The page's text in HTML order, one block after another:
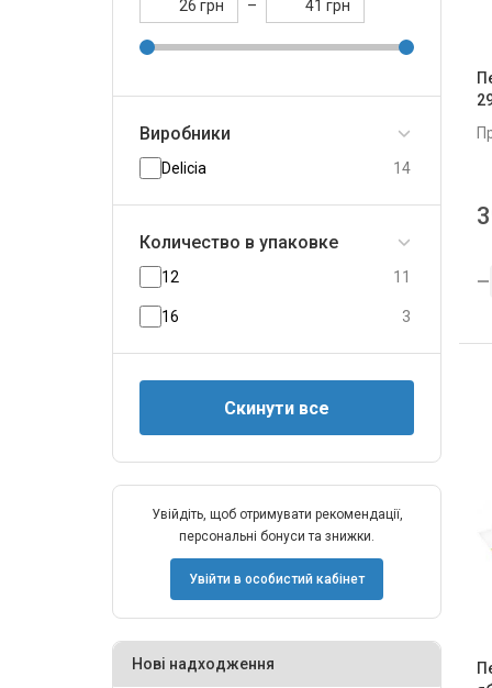
грн – грн
Виробники
Delicia 14
Количество в упаковке
12 11
16 3
Увійдіть, щоб отримувати рекомендації,
персональні бонуси та знижки.
Увійти в особистий кабінет
Нові надходження